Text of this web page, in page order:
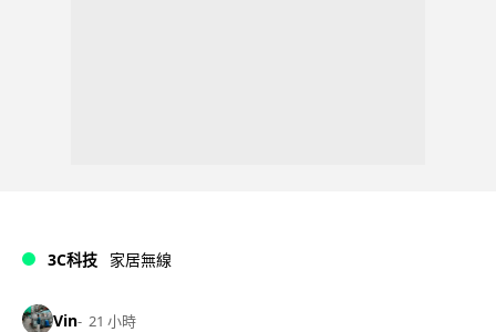
3C科技 家居無線
Vin 21 小時